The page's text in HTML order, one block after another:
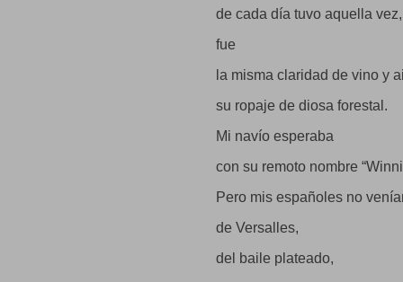
que rescaté yo mismo y
sobre el mar, dirigidas
a la paz
de cada día tuvo aquella vez,
fue
la misma claridad de vino y
su ropaje de diosa forestal.
Mi navío esperaba
con su remoto nombre
Pero mis españoles no
de Versalles,
del baile plateado,